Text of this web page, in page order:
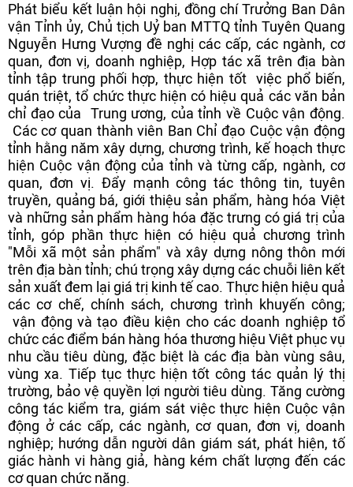
Phát biểu kết luận hội nghị, đồng chí Trưởng Ban Dân
vận Tỉnh ủy, Chủ tịch Uỷ ban MTTQ tỉnh Tuyên Quang
Nguyễn Hưng Vượng đề nghị các cấp, các ngành, cơ
quan, đơn vị, doanh nghiệp, Hợp tác xã trên địa bàn
tỉnh tập trung phối hợp, thực hiện tốt việc phổ biến,
quán triệt, tổ chức thực hiện có hiệu quả các văn bản
chỉ đạo của Trung ương, của tỉnh về Cuộc vận động.
Các cơ quan thành viên Ban Chỉ đạo Cuộc vận động
tỉnh hằng năm xây dựng, chương trình, kế hoạch thực
hiện Cuộc vận động của tỉnh và từng cấp, ngành, cơ
quan, đơn vị. Đẩy mạnh công tác thông tin, tuyên
truyền, quảng bá, giới thiệu sản phẩm, hàng hóa Việt
và những sản phẩm hàng hóa đặc trưng có giá trị của
tỉnh, góp phần thực hiện có hiệu quả chương trình
"Mỗi xã một sản phẩm" và xây dựng nông thôn mới
trên địa bàn tỉnh; chú trọng xây dựng các chuỗi liên kết
sản xuất đem lại giá trị kinh tế cao. Thực hiện hiệu quả
các cơ chế, chính sách, chương trình khuyến công;
vận động và tạo điều kiện cho các doanh nghiệp tổ
chức các điểm bán hàng hóa thương hiệu Việt phục vụ
nhu cầu tiêu dùng, đặc biệt là các địa bàn vùng sâu,
vùng xa. Tiếp tục thực hiện tốt công tác quản lý thị
trường, bảo vệ quyền lợi người tiêu dùng. Tăng cường
công tác kiểm tra, giám sát việc thực hiện Cuộc vận
động ở các cấp, các ngành, cơ quan, đơn vị, doanh
nghiệp; hướng dẫn người dân giám sát, phát hiện, tố
giác hành vi hàng giả, hàng kém chất lượng đến các
cơ quan chức năng.